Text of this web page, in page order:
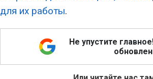
для их работы.
Не упустите